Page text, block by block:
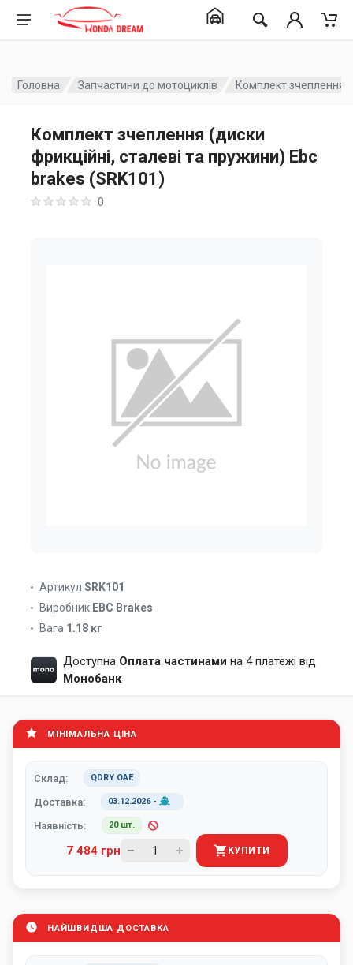
Головна Запчастини до мотоциклів Комплект зчеплення
Комплект зчеплення (диски
фрикційні, сталеві та пружини) Ebc
brakes (SRK101)
0
Артикул SRK101
Виробник EBC Brakes
Вага 1.18 кг
Доступна Оплата частинами на 4 платежі від
Монобанк
МІНІМАЛЬНА ЦІНА
Склад: QDRY ОАЕ
Доставка: 03.12.2026-
Наявність: 20 шт.
7 484 грн КУПИТИ
НАЙШВИДША ДОСТАВКА